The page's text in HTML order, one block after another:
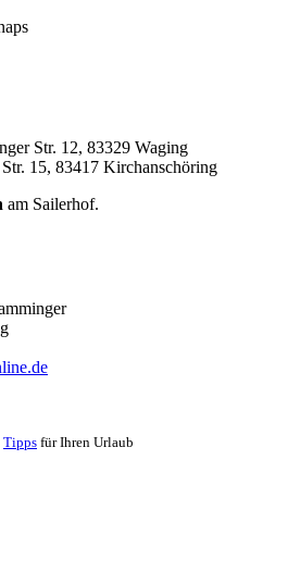
Str. 12, 83329 Waging
15, 83417 Kirchanschöring
am Sailerhof.
Tipps für Ihren Urlaub